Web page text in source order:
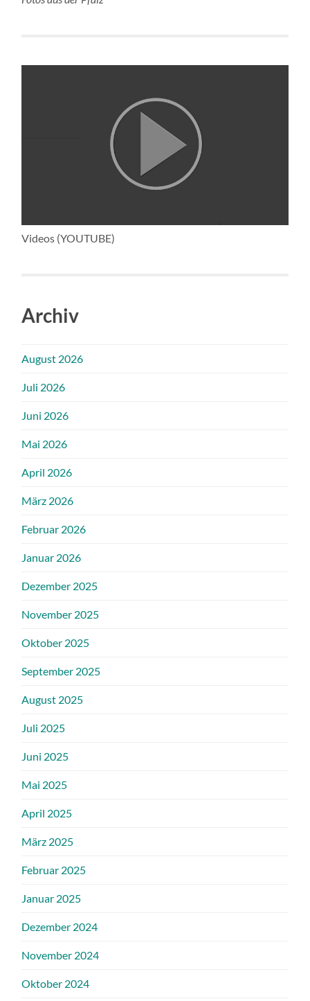
Videos (YOUTUBE)
Archiv
August 2026
Juli 2026
Juni 2026
Mai 2026
April 2026
März 2026
Februar 2026
Januar 2026
Dezember 2025
November 2025
Oktober 2025
September 2025
August 2025
Juli 2025
Juni 2025
Mai 2025
April 2025
März 2025
Februar 2025
Januar 2025
Dezember 2024
November 2024
Oktober 2024